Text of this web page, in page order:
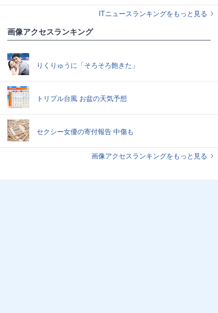
ITニュースランキングをもっと見る
画像アクセスランキング
りくりゅうに「そろそろ飽きた」
トリプル台風 お盆の天気予想
セクシー女優の寄付報告 中傷も
画像アクセスランキングをもっと見る